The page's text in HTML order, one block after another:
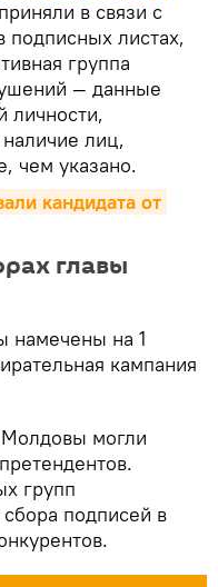
в связи с
листах,
группа
— данные
личности,
лиц,
чем указано.
кандидата от
главы
намечены на 1
кампания
Молдовы могли
групп
подписей в